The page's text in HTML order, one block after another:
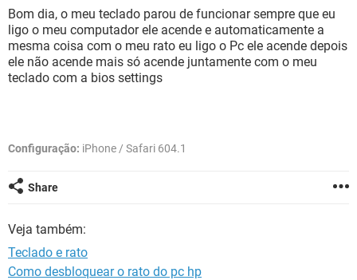
INSTAGRAM GMAIL
GUIA DE COMPRAS
OUTLOOK EXCEL
INSTAGRAM GMAIL
GUIA DE COMPRAS
JOGOS WHATSAPP
CELULAR FACEBOOK
OUTLOOK EXCEL
Bom dia, o meu teclado parou de funcionar sempre que eu
ligo o meu computador ele acende e automaticamente a
mesma coisa com o meu rato eu ligo o Pc ele acende depois
ele não acende mais só acende juntamente com o meu
teclado com a bios settings
Configuração: iPhone / Safari 604.1
Share
Veja também:
Teclado e rato
Como desbloquear o rato do pc hp